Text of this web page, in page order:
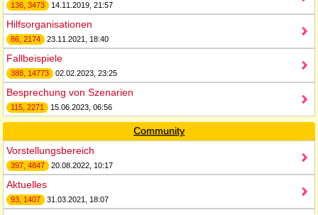
136, 3473 14.11.2019, 21:57
Hilfsorganisationen
86, 2174 23.11.2021, 18:40
Fallbeispiele
388, 14773 02.02.2023, 23:25
Besprechung von Szenarien
115, 2271 15.06.2023, 06:56
Community
Vorstellungsbereich
397, 4847 20.08.2022, 10:17
Aktuelles
93, 1407 31.03.2021, 18:07